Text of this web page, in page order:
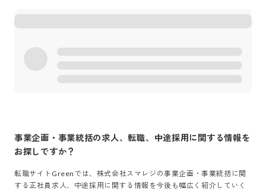
事業企画・事業統括の求人、転職、中途採用に関する情報を
お探しですか？
転職サイトGreenでは、 株式会社スマレジ の事業企画・事業統括 に関
する正社員求人、中途採用に関する情報を今後も幅広く紹介していく